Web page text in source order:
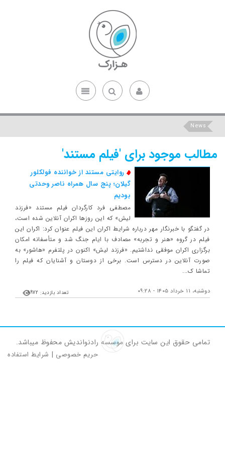
News
مطالب موجود برای 'فیلم مستند'
روایتی مستند از خواننده فولکلور
گیلان؛ پنج سال همراه ناصر وحدتی
بودیم
مصطفی فرد کارگردان فیلم مستند «فرزند
لیش» که این روزها اکران آنلاین شده است،
در گفتگو با خبرنگار مهر درباره شرایط اکران این فیلم عنوان کرد: اکران این
فیلم در گروه «هنر و تجربه» مصادف با ایام جنگ شد و متأسفانه امکان
برگزاری اکران موفقی نداشتیم. «فرزند لیش» اکنون در پلتفرم «هاشور» به
صورت آنلاین در دسترس است. برخی از دوستان و آشنایان که فیلم را
تماشا ک...
دوشنبه، ۱۱ خرداد ۱۴۰۵ - ۰۹:۲۸ تعداد بازدید: 6972
تمامی حقوق این سایت برای موسسه رادنواندیش محفوظ میباشد.
حریم خصوصی | شرایط استفاده